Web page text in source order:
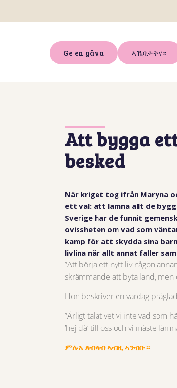
Ge en gåva ኣኼባታትና።
Att bygga
besked
När kriget tog ifrån Maryna
ett val: att lämna allt de
Sverige har de funnit
ovissheten om vad som
kamp för att skydda sina
livlina när allt annat faller
”Att börja ett nytt liv någon
skrämmande att byta land, men
Hon beskriver en vardag
”Ärligt talat vet vi inte vad som
’hej då’ till oss och vi måste
ምሉእ ጸብጻብ ኣብዚ ኣንብቡ።